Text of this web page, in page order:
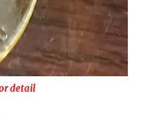
detail